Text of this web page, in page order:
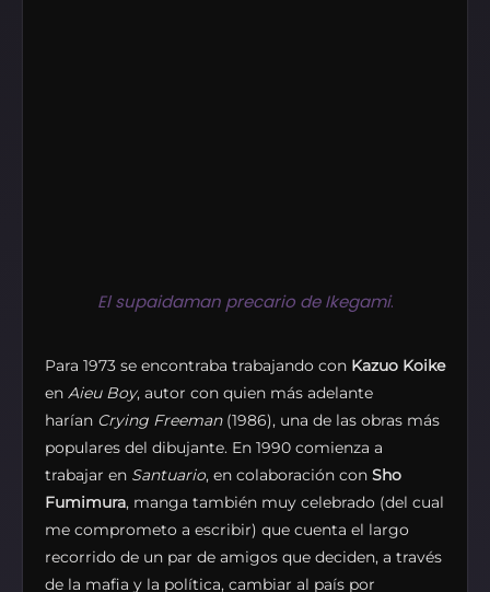
El supaidaman precario de Ikegami.
Para 1973 se encontraba trabajando con Kazuo Koike
en Aieu Boy, autor con quien más adelante
harían Crying Freeman(1986), una de las obras más
populares del dibujante. En 1990 comienza a
trabajar en Santuario, en colaboración con Sho
Fumimura, manga también muy celebrado (del cual
me comprometo a escribir) que cuenta el largo
recorrido de un par de amigos que deciden, a través
de la mafia y la política, cambiar al país por